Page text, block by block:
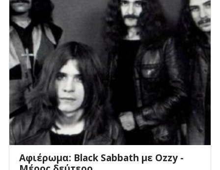
Αφιέρωμα: Black Sabbath με Ozzy -